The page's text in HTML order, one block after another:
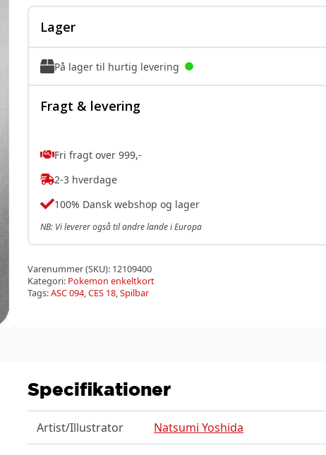
Lager
På lager til hurtig levering
Fragt & levering
Fri fragt over 999,-
2-3 hverdage
100% Dansk webshop og lager
NB: Vi leverer også til andre lande i Europa
Varenummer (SKU): 12109400
Kategori: Pokemon enkeltkort
Tags:ASC 094,CES 18,Spilbar
Specifikationer
Artist/Illustrator Natsumi Yoshida